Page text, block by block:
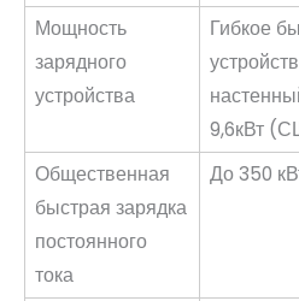
Мощность
зарядного
устройства
Гибкое
9,6кВт
Общественная
быстрая зарядка
постоянного
тока
До 350